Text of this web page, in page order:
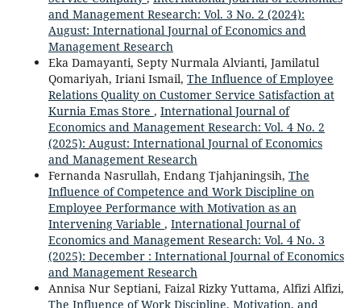
and Management Research: Vol. 3 No. 2 (2024):
August: International Journal of Economics and
Management Research
Eka Damayanti, Septy Nurmala Alvianti, Jamilatul
Qomariyah, Iriani Ismail, The Influence of Employee
Relations Quality on Customer Service Satisfaction at
Kurnia Emas Store , International Journal of
Economics and Management Research: Vol. 4 No. 2
(2025): August: International Journal of Economics
and Management Research
Fernanda Nasrullah, Endang Tjahjaningsih, The
Influence of Competence and Work Discipline on
Employee Performance with Motivation as an
Intervening Variable , International Journal of
Economics and Management Research: Vol. 4 No. 3
(2025): December : International Journal of Economics
and Management Research
Annisa Nur Septiani, Faizal Rizky Yuttama, Alfizi Alfizi,
The Influence of Work Discipline, Motivation, and